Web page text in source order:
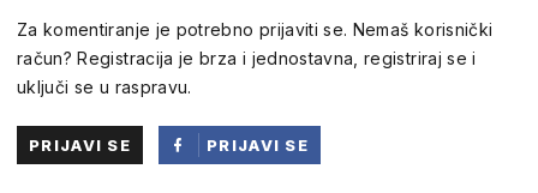
Za komentiranje je potrebno prijaviti se. Nemaš korisnički
račun? Registracija je brza i jednostavna, registriraj se i
uključi se u raspravu.
PRIJAVI SE
PRIJAVI SE